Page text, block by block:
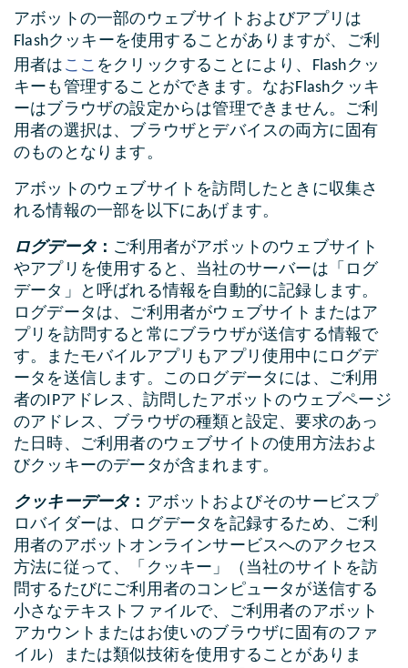
アボットの一部のウェブサイトおよびアプリは
Flashクッキーを使用することがありますが、ご利
用者は ここ をクリックすることにより、Flashクッ
キーも管理することができます。なおFlashクッキ
ーはブラウザの設定からは管理できません。ご利
用者の選択は、ブラウザとデバイスの両方に固有
のものとなります。
アボットのウェブサイトを訪問したときに収集さ
れる情報の一部を以下にあげます。
ログデータ ： ご利用者がアボットのウェブサイト
やアプリを使用すると、当社のサーバーは「ログ
データ」と呼ばれる情報を自動的に記録します。
ログデータは、ご利用者がウェブサイトまたはア
プリを訪問すると常にブラウザが送信する情報で
す。またモバイルアプリもアプリ使用中にログデ
ータを送信します。このログデータには、ご利用
者のIPアドレス、訪問したアボットのウェブページ
のアドレス、ブラウザの種類と設定、要求のあっ
た日時、ご利用者のウェブサイトの使用方法およ
びクッキーのデータが含まれます。
クッキーデータ ： アボットおよびそのサービスプ
ロバイダーは、ログデータを記録するため、ご利
用者のアボットオンラインサービスへのアクセス
方法に従って、「クッキー」（当社のサイトを訪
問するたびにご利用者のコンピュータが送信する
小さなテキストファイルで、ご利用者のアボット
アカウントまたはお使いのブラウザに固有のファ
イル）または類似技術を使用することがありま